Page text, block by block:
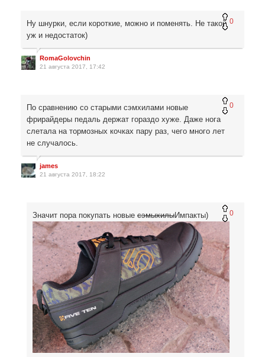
0
Ну шнурки, если короткие, можно и поменять. Не такой
уж и недостаток)
RomaGolovchin
21 августа 2017, 17:42
0
По сравнению со старыми сэмхилами новые
фрирайдеры педаль держат гораздо хуже. Даже нога
слетала на тормозных кочках пару раз, чего много лет
не случалось.
james
21 августа 2017, 18:22
0
Значит пора покупать новые сэмыхилыИмпакты)